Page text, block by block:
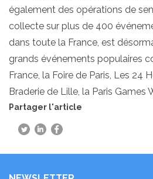
également des opérations de
collecte sur plus de 400
dans toute la France, est
grands événements populaires
France, la Foire de Paris, Les 24
Braderie de Lille, la Paris Games
Partager l'article